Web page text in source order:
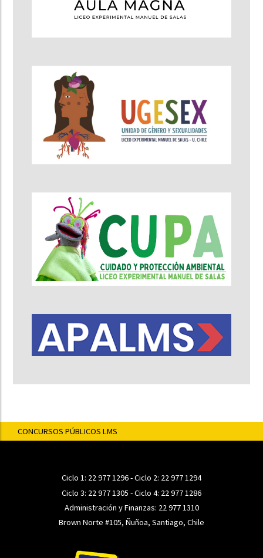
CONCURSOS PÚBLICOS LMS
Ciclo 1: 22 977 1296- Ciclo 2: 22 977 1294
Ciclo 3: 22 977 1305 - Ciclo 4: 22 977 1286
Administración y Finanzas: 22 977 1310
Brown Norte #105, Ñuñoa, Santiago, Chile